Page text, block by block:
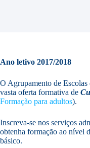
Ano letivo 2017/2018
O Agrupamento de
vasta oferta formativa de
Formação para adultos).
Inscreva-se nos serviços
obtenha formação ao nível
básico.